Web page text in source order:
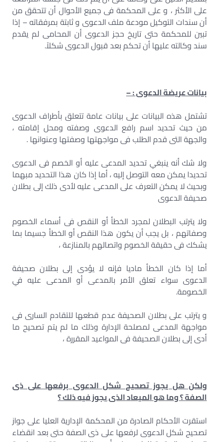
على الأكثر ، و على المحكمة فى جميع الأحوال أن تتحقق من
أن سندات التوكيل مودعة ملف الدعوى و ثابتة بمرفقاته – إذا
تبين للمحكمة حتى تاريخ حجز الدعوى أن المحامى لم يقدم
سند وكالته عليها أن تحكم بعد قبول الدعوى شكلاً.
بيانات عريضة الدعوى : –
تشتمل هذه البيانات على بيانات عامة تتعلق بأطراف الدعوى
من حيث تحديد اسم رافع الدعوى وصفته ومحل إقامته ،
والجهة التى قدم الطلب فى مواجهتها وصفتها وعنوانها .
ولا شك أنه ينبغي تحديد المدعى عليه أو الخصم فى الدعوى
تحديدا يمكن معه التوصل إليه ، أما إذا كان هذا التحديد مبهما
وبحيث لا يمكن التعرف على المدعى عليه لأدى ذلك إلى بطلان
صحيفة الدعوى
ولا يترتب البطلان لمجرد الخطأ أو النقص فى أسماء الخصوم
وصفاتهم ، بل يجب أن يكون هذا النقص أو الخطأ جسيما بما
يشكك فى حقيقة الخصوم واتصالهم بالمنازعة ،
أما إذا كان الخطأ ماديا فإنه لا يؤدى إلى بطلان صحيفة
الدعوى سواء تعلق الأمر بالمدعى أو المدعى عليه في
الخصومة.
و يترتب على بطلان الصحيفة عدم قطعها للتقادم السارى فى
مواجهة المدعى لمصلحة الإدارة وذلك ما لم يتم تصحيح ما
أدى إلى بطلان الصحيفة فى المواعيد المقررة ،
ولكن هل يجوز تصحيح شكل الدعوى برفعها على ذى
الصفة ؟ وما هو الميعاد الذى يجوز فيه ذلك ؟
استقرت الأحكام الصادرة من المحكمة الإدارية العليا على جواز
تصحيح شكل الدعوى لرفعها على ذى الصفة حتى بعد انقضاء